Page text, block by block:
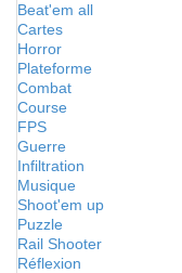
Beat'em all
Cartes
Horror
Plateforme
Combat
Course
FPS
Guerre
Infiltration
Musique
Shoot'em up
Puzzle
Rail Shooter
Réflexion